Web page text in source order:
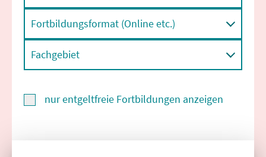
Fortbildungsformat (Online etc.)
Fachgebiet
nur entgeltfreie Fortbildungen anzeigen